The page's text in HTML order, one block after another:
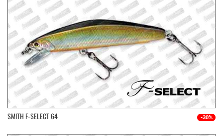
SMITH F-SELECT 64 -30%